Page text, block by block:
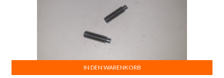
IN DEN WARENKORB